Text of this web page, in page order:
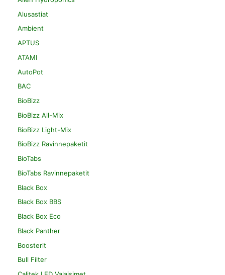
Alusastiat
Ambient
APTUS
ATAMI
AutoPot
BAC
BioBizz
BioBizz All-Mix
BioBizz Light-Mix
BioBizz Ravinnepaketit
BioTabs
BioTabs Ravinnepaketit
Black Box
Black Box BBS
Black Box Eco
Black Panther
Boosterit
Bull Filter